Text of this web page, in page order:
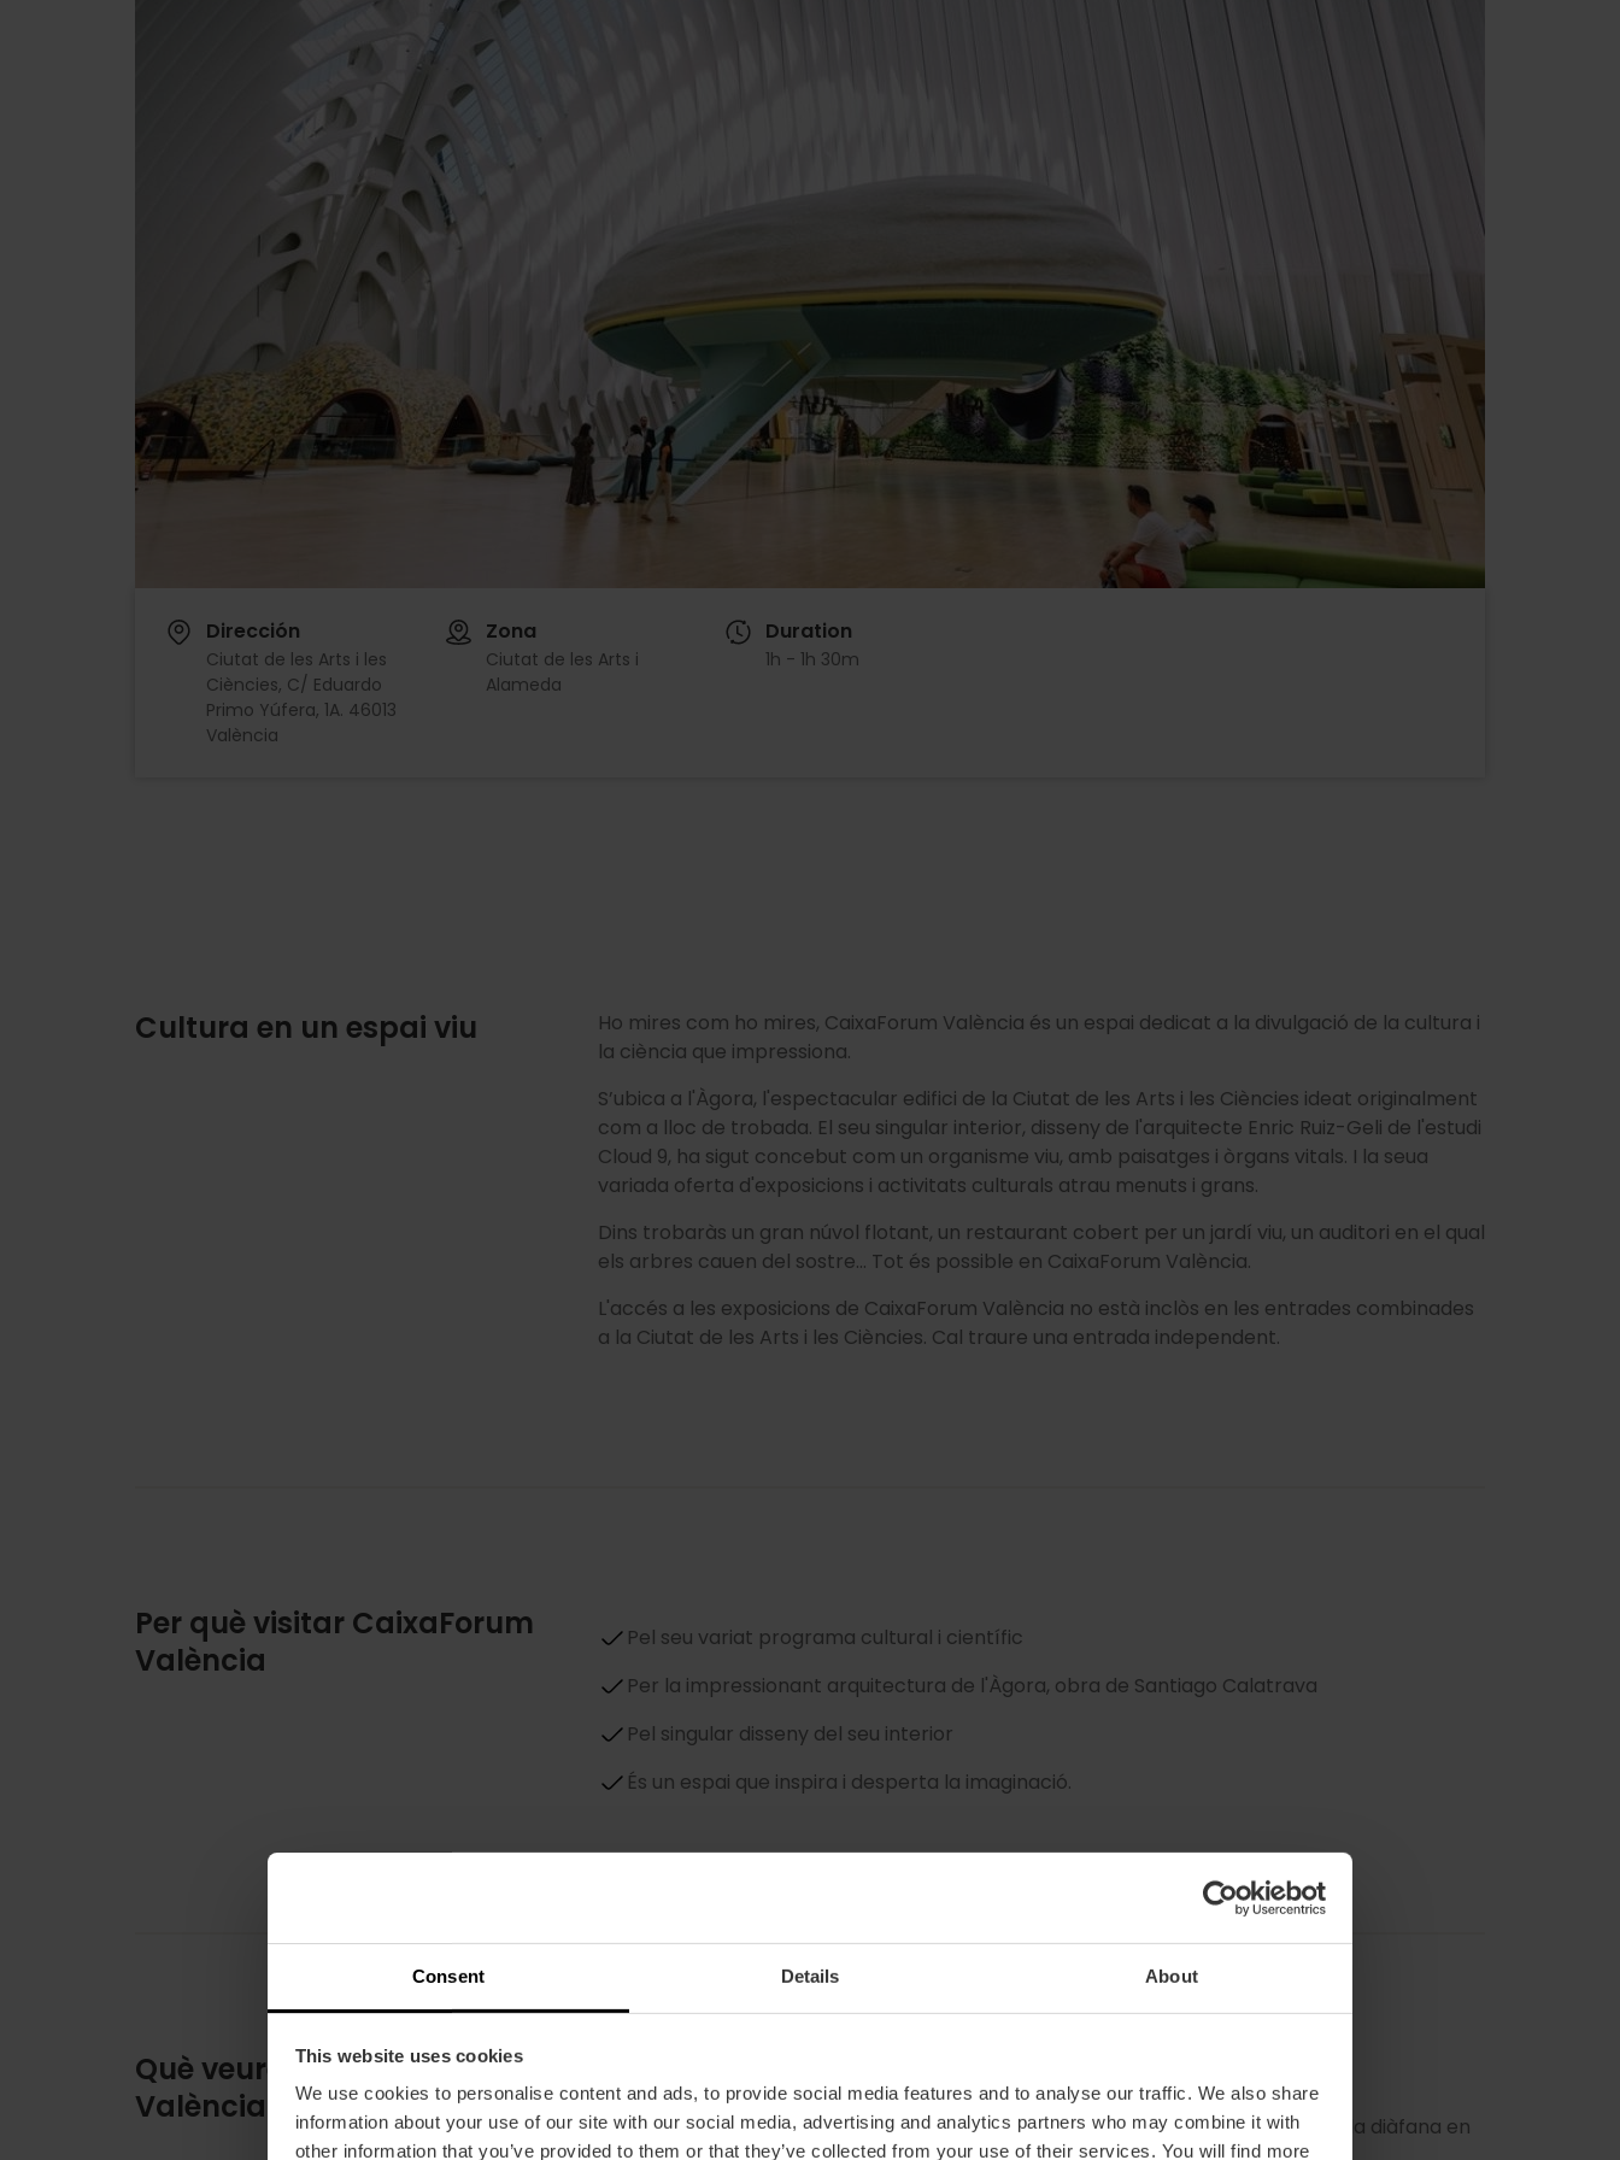
Consent Details About
This website uses cookies
We use cookies to personalise content and ads, to provide social media features and to analyse our traffic. We also share
information about your use of our site with our social media, advertising and analytics partners who may combine it with
other information that you’ve provided to them or that they’ve collected from your use of their services. You will find more
Dirección
Ciutat de les Arts i les
Ciències, C/ Eduardo
Primo Yúfera, 1A. 46013
València
Zona
Ciutat de les Arts i
Alameda
Duration
1h - 1h 30m
Cultura en un espai viu
Ho mires com ho mires, CaixaForum València és un espai dedicat a la divulgació de la cultura i
la ciència que impressiona.
S’ubica a l'Àgora, l'espectacular edifici de la Ciutat de les Arts i les Ciències ideat originalment
com a lloc de trobada. El seu singular interior, disseny de l'arquitecte Enric Ruiz-Geli de l'estudi
Cloud 9, ha sigut concebut com un organisme viu, amb paisatges i òrgans vitals. I la seua
variada oferta d'exposicions i activitats culturals atrau menuts i grans.
Dins trobaràs un gran núvol flotant, un restaurant cobert per un jardí viu, un auditori en el qual
els arbres cauen del sostre... Tot és possible en CaixaForum València.
L'accés a les exposicions de CaixaForum València no està inclòs en les entrades combinades
a la Ciutat de les Arts i les Ciències. Cal traure una entrada independent.
Per què visitar CaixaForum
València
Pel seu variat programa cultural i científic
Per la impressionant arquitectura de l'Àgora, obra de Santiago Calatrava
Pel singular disseny del seu interior
És un espai que inspira i desperta la imaginació.
Què veure en CaixaForum
València
El Núvol
La misteriosa estructura flotant que constituïx el cor de l'edifici allotja una aula diàfana en